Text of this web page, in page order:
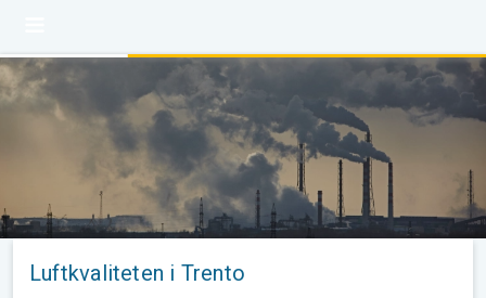
Luftkvaliteten i Trento